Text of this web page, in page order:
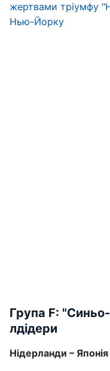
жертвами тріумфу
Нью-Йорку
Група F:
лдідери
Нідерланди –